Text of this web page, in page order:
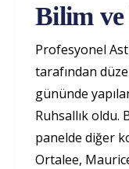
Bilim ve
Profesyonel
tarafından
gününde
Ruhsallık oldu.
panelde diğer
Ortalee,